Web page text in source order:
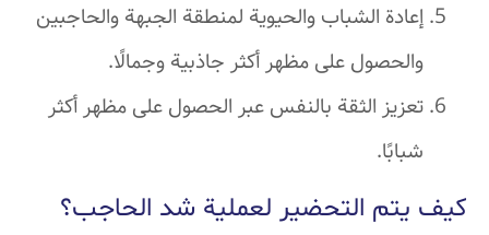
إعادة الشباب والحيوية لمنطقة الجبهة والحاجبين
والحصول على مظهر أكثر جاذبية وجمالًا.
تعزيز الثقة بالنفس عبر الحصول على مظهر أكثر
شبابًا.
كيف يتم التحضير لعملية شد الحاجب؟